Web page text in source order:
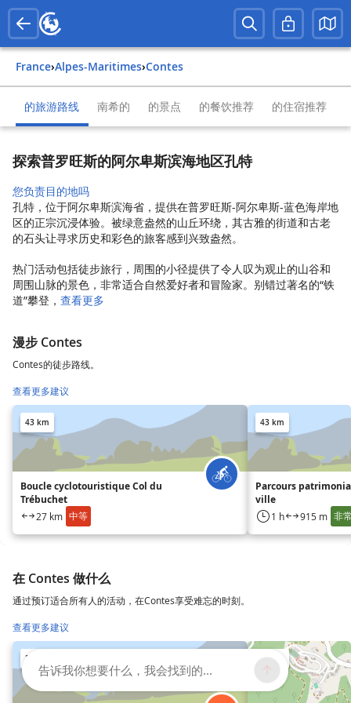
France› Alpes-Maritimes› Contes
的旅游路线 南希的 的景点 的餐饮推荐 的住宿推荐
探索普罗旺斯的阿尔卑斯滨海地区孔特
您负责目的地吗
孔特，位于阿尔卑斯滨海省，提供在普罗旺斯-阿尔卑斯-蓝色海岸地
区的正宗沉浸体验。被绿意盎然的山丘环绕，其古雅的街道和古老
的石头让寻求历史和彩色的旅客感到兴致盎然。
热门活动包括徒步旅行，周围的小径提供了令人叹为观止的山谷和
周围山脉的景色，非常适合自然爱好者和冒险家。别错过著名的“铁
道”攀登， 查看更多
漫步 Contes
Contes的徒步路线。
查看更多建议
43 km
Boucle cyclotouristique Col du
Trébuchet
27 km 中等
43 km
Parcours
ville
1 h 915 m 非
在 Contes 做什么
通过预订适合所有人的活动，在Contes享受难忘的时刻。
查看更多建议
28 km 43 km
告诉我你想要什么，我会找到的...